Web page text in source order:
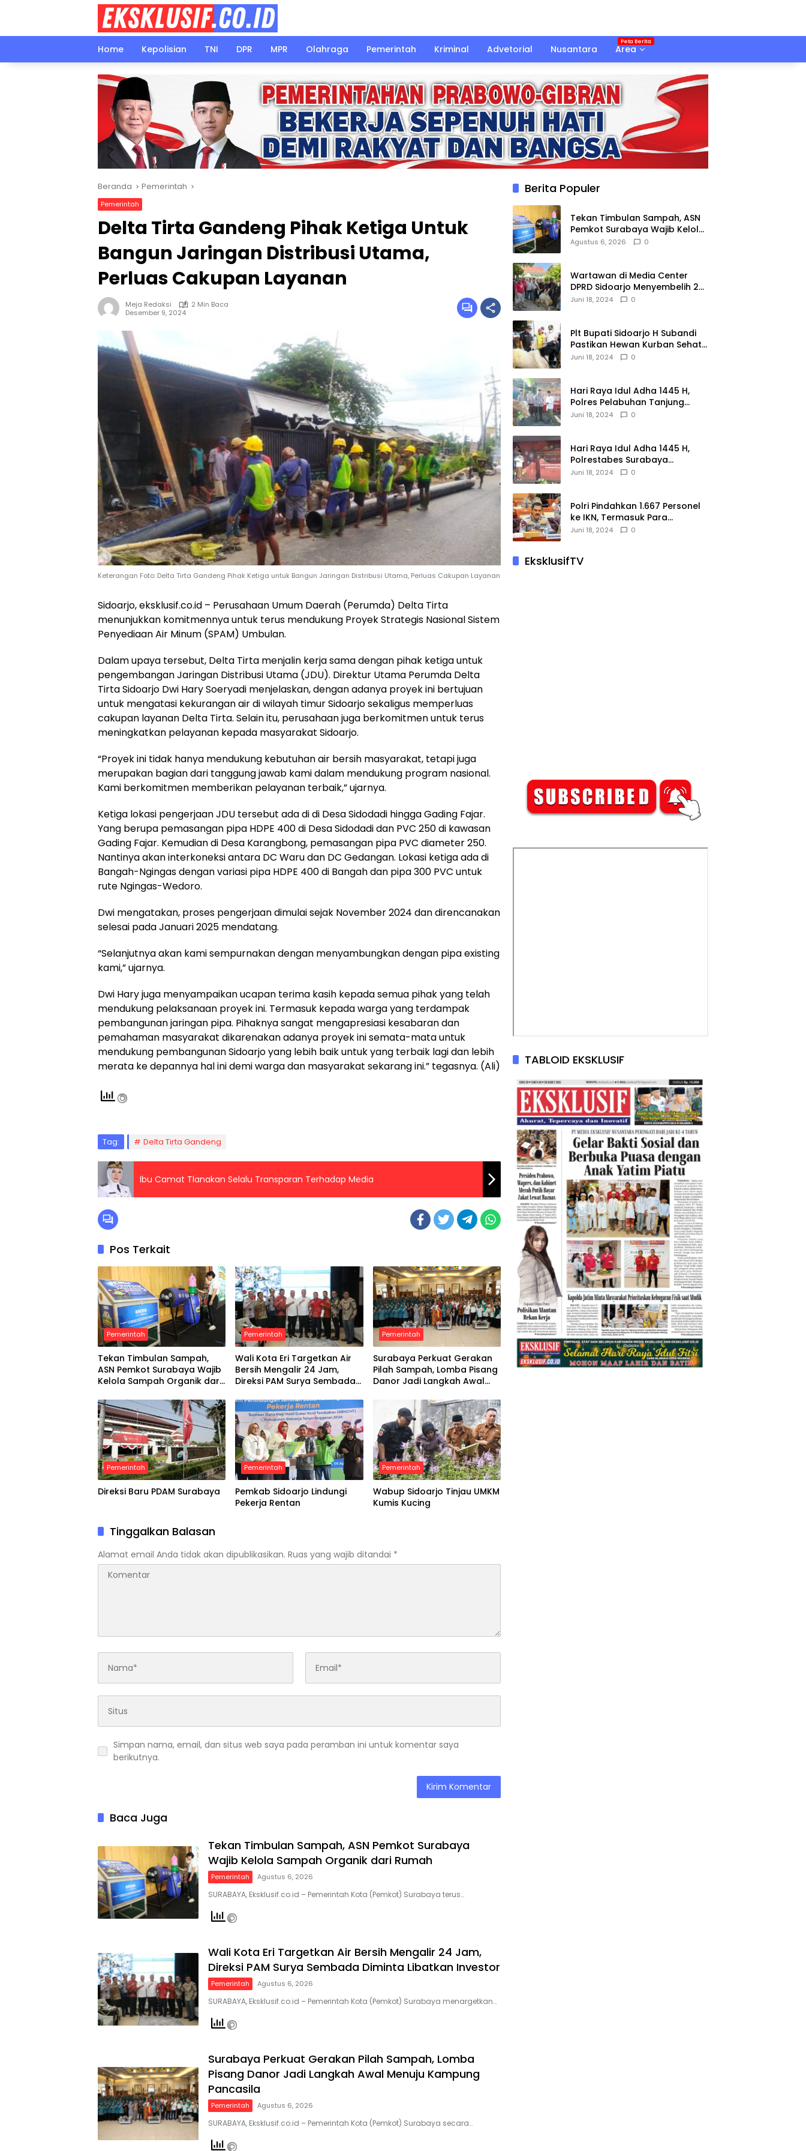
Home
Kepolisian TNI DPR MPR Olahraga Pemerintah Kriminal Advetorial Nusantara Area
Beranda Pemerintah
Pemerintah
Delta Tirta Gandeng Pihak Ketiga Untuk
Bangun Jaringan Distribusi Utama,
Perluas Cakupan Layanan
Meja Redaksi
2 Min Baca
Desember 9, 2024
Keterangan Foto: Delta Tirta Gandeng Pihak Ketiga untuk Bangun Jaringan Distribusi Utama, Perluas Cakupan Layanan
Sidoarjo, eksklusif.co.id – Perusahaan Umum Daerah (Perumda) Delta Tirta
menunjukkan komitmennya untuk terus mendukung Proyek Strategis Nasional Sistem
Penyediaan Air Minum (SPAM) Umbulan.
Dalam upaya tersebut, Delta Tirta menjalin kerja sama dengan pihak ketiga untuk
pengembangan Jaringan Distribusi Utama (JDU). Direktur Utama Perumda Delta
Tirta Sidoarjo Dwi Hary Soeryadi menjelaskan, dengan adanya proyek ini bertujuan
untuk mengatasi kekurangan air di wilayah timur Sidoarjo sekaligus memperluas
cakupan layanan Delta Tirta. Selain itu, perusahaan juga berkomitmen untuk terus
meningkatkan pelayanan kepada masyarakat Sidoarjo.
“Proyek ini tidak hanya mendukung kebutuhan air bersih masyarakat, tetapi juga
merupakan bagian dari tanggung jawab kami dalam mendukung program nasional.
Kami berkomitmen memberikan pelayanan terbaik,” ujarnya.
Ketiga lokasi pengerjaan JDU tersebut ada di di Desa Sidodadi hingga Gading Fajar.
Yang berupa pemasangan pipa HDPE 400 di Desa Sidodadi dan PVC 250 di kawasan
Gading Fajar. Kemudian di Desa Karangbong, pemasangan pipa PVC diameter 250.
Nantinya akan interkoneksi antara DC Waru dan DC Gedangan. Lokasi ketiga ada di
Bangah-Ngingas dengan variasi pipa HDPE 400 di Bangah dan pipa 300 PVC untuk
rute Ngingas-Wedoro.
Dwi mengatakan, proses pengerjaan dimulai sejak November 2024 dan direncanakan
selesai pada Januari 2025 mendatang.
“Selanjutnya akan kami sempurnakan dengan menyambungkan dengan pipa existing
kami,” ujarnya.
Dwi Hary juga menyampaikan ucapan terima kasih kepada semua pihak yang telah
mendukung pelaksanaan proyek ini. Termasuk kepada warga yang terdampak
pembangunan jaringan pipa. Pihaknya sangat mengapresiasi kesabaran dan
pemahaman masyarakat dikarenakan adanya proyek ini semata-mata untuk
mendukung pembangunan Sidoarjo yang lebih baik untuk yang terbaik lagi dan lebih
merata ke depannya hal ini demi warga dan masyarakat sekarang ini.” tegasnya. (Ali)
Tag: Delta Tirta Gandeng
Ibu Camat Tlanakan Selalu Transparan Terhadap Media
Pos Terkait
Pemerintah
Tekan Timbulan Sampah,
ASN Pemkot Surabaya Wajib
Kelola Sampah Organik dari
Pemerintah
Wali Kota Eri Targetkan Air
Bersih Mengalir 24 Jam,
Direksi PAM Surya Sembada
Pemerintah
Surabaya Perkuat Gerakan
Pilah Sampah, Lomba Pisang
Danor Jadi Langkah Awal
Pemerintah
Direksi Baru PDAM Surabaya
Pemerintah
Pemkab Sidoarjo Lindungi
Pekerja Rentan
Pemerintah
Wabup Sidoarjo Tinjau UMKM
Kumis Kucing
Tinggalkan Balasan
Alamat email Anda tidak akan dipublikasikan. Ruas yang wajib ditandai *
Simpan nama, email, dan situs web saya pada peramban ini untuk komentar saya
berikutnya.
Baca Juga
Tekan Timbulan Sampah, ASN Pemkot Surabaya
Wajib Kelola Sampah Organik dari Rumah
Pemerintah Agustus 6, 2026
SURABAYA, Eksklusif.co.id – Pemerintah Kota (Pemkot) Surabaya terus…
Wali Kota Eri Targetkan Air Bersih Mengalir 24 Jam,
Direksi PAM Surya Sembada Diminta Libatkan Investor
Pemerintah Agustus 6, 2026
SURABAYA, Eksklusif.co.id – Pemerintah Kota (Pemkot) Surabaya menargetkan…
Surabaya Perkuat Gerakan Pilah Sampah, Lomba
Pisang Danor Jadi Langkah Awal Menuju Kampung
Pancasila
Pemerintah Agustus 6, 2026
SURABAYA, Eksklusif.co.id – Pemerintah Kota (Pemkot) Surabaya secara…
Berita Populer
Tekan Timbulan Sampah, ASN
Pemkot Surabaya Wajib Kelola
Sampah Organik dari Rumah
Agustus 6, 2026 0
Wartawan di Media Center
DPRD Sidoarjo Menyembelih 2
Ekor Kambing
Juni 18, 2024 0
Plt Bupati Sidoarjo H Subandi
Pastikan Hewan Kurban Sehat
dan Aman
Juni 18, 2024 0
Hari Raya Idul Adha 1445 H,
Polres Pelabuhan Tanjung
Perak Salurkan 49 Hewan
Juni 18, 2024 0
Hari Raya Idul Adha 1445 H,
Polrestabes Surabaya
Menerima dan Menyalurkan
Juni 18, 2024 0
Polri Pindahkan 1.667 Personel
ke IKN, Termasuk Para
Jenderal.
Juni 18, 2024 0
EksklusifTV
TABLOID EKSKLUSIF